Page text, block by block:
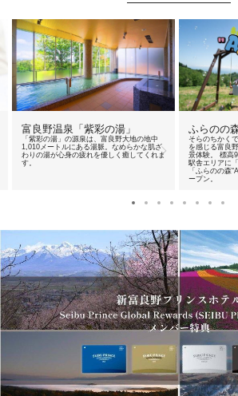
富良野温泉「紫彩の湯」
「紫彩の湯」の源泉は、富良野大地の地中
1,010メートルにある湯脈。なめらかな肌ざ
わりの湯が心身の疲れを優しく癒してくれま
す。
ふらのの
そらのちかく
を感じる富良
景体験。 標高
駅舎エリアに
「ふらのの森
ープン。